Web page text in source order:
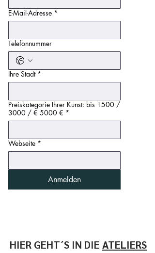
E-Mail-Adresse *
Telefonnummer
Ihre Stadt *
Preiskategorie Ihrer Kunst: bis 1500 /
3000 / € 5000 € *
Webseite *
Anmelden
HIER GEHT´S IN DIE ATELIERS